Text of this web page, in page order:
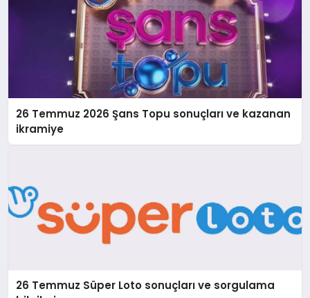
26 Temmuz 2026 Şans Topu sonuçları ve kazanan
ikramiye
26 Temmuz Süper Loto sonuçları ve sorgulama